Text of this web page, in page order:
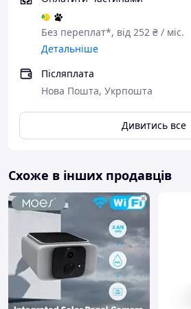
Тип: камера спостереження /
сонячній батареї
Кількість мегапікселів: 2MP+2MP
Живлення: акумулятор
Заряджання: сонячна панель
Датчик руху: є
Температура роботи: -20°~+60°
Без переплат*, від 252 ₴ / міс.
Детальніше
Післяплата
Нова Пошта, Укрпошта
Дивитись все
Схоже в інших продавців